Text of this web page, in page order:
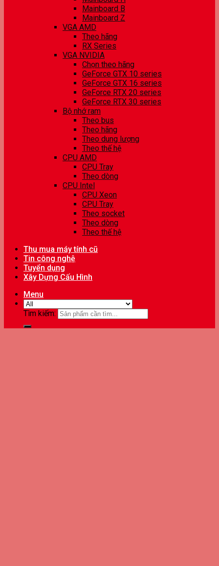
Mainboard B
Mainboard Z
VGA AMD
Theo hãng
RX Series
VGA NVIDIA
Chọn theo hãng
GeForce GTX 10 series
GeForce GTX 16 series
GeForce RTX 20 series
GeForce RTX 30 series
Bộ nhớ ram
Theo bus
Theo hãng
Theo dung lượng
Theo thế hệ
CPU AMD
CPU Tray
Theo dòng
CPU Intel
CPU Xeon
CPU Tray
Theo socket
Theo dòng
Theo thế hệ
Thu mua máy tính cũ
Tin công nghệ
Tuyển dụng
Xây Dựng Cấu Hình
Menu
Tìm kiếm: